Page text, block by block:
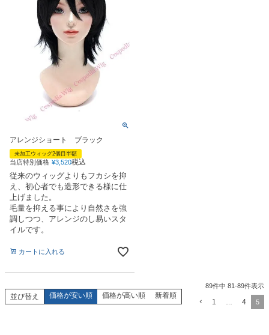
アレンジショート ブラック
未加工ウィッグ2個目半額
当店特別価格 ¥3,520税込
従来のウィッグよりもフカシを抑
え、初心者でも造形できる様に仕
上げました。
毛量を抑える事により自然さを強
調しつつ、アレンジのし易いスタ
イルです。
カートに入れる
並び替え 価格が安い順 価格が高い順 新着順
89件中 81-89件表示
1 4 5